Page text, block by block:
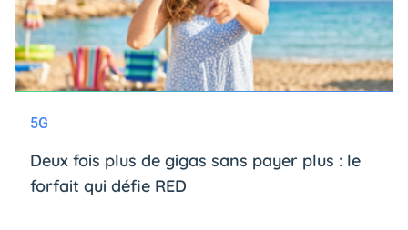
5G
Deux fois plus de gigas sans payer plus : le
forfait qui défie RED